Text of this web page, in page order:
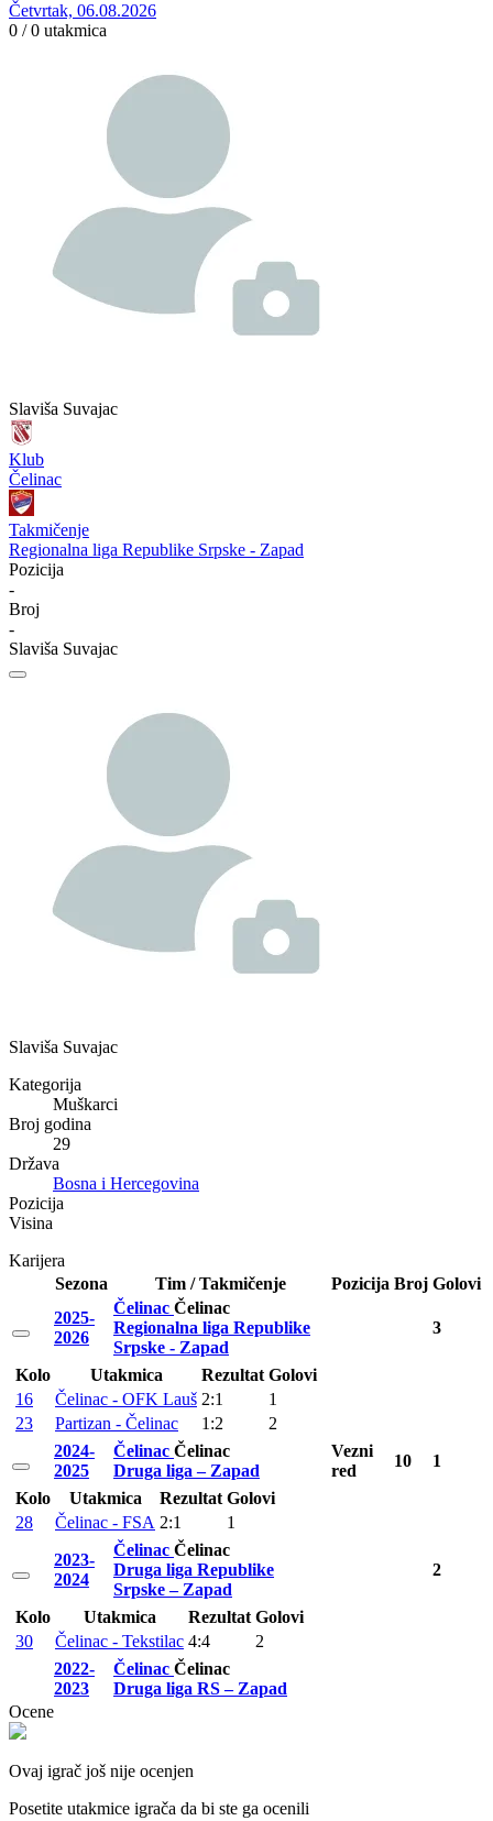
Četvrtak, 06.08.2026
0 / 0 utakmica
Slaviša Suvajac
Klub
Čelinac
Takmičenje
Regionalna liga Republike Srpske - Zapad
Pozicija
-
Broj
-
Slaviša Suvajac
Slaviša Suvajac
Kategorija
Muškarci
Broj godina
29
Država
Bosna i Hercegovina
Pozicija
Visina
Karijera
Sezona
Tim / Takmičenje Pozicija Broj Golovi
2025-
2026
Čelinac Čelinac
Regionalna liga Republike
Srpske - Zapad
3
Kolo Utakmica Rezultat Golovi
16
Čelinac - OFK Lauš 2:1
1
23
Partizan - Čelinac 1:2
2
2024-
2025
Čelinac Čelinac
Druga liga – Zapad
Vezni
red
10
1
Kolo
Utakmica Rezultat Golovi
28
Čelinac - FSA 2:1
1
2023-
2024
Čelinac Čelinac
Druga liga Republike
Srpske – Zapad
2
Kolo Utakmica Rezultat Golovi
30
Čelinac - Tekstilac 4:4
2
2022-
2023
Čelinac Čelinac
Druga liga RS – Zapad
Ocene
Ovaj igrač još nije ocenjen
Posetite utakmice igrača da bi ste ga ocenili